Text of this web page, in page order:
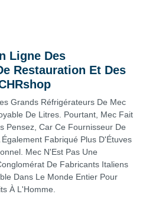
Ligne Des
Restauration Et Des
Grands Réfrigérateurs De Mec
De Litres. Pourtant, Mec Fait
Pensez, Car Ce Fournisseur De
Fabriqué Plus D'Étuves
Mec N'Est Pas Une
De Fabricants Italiens
Dans Le Monde Entier Pour
À L'Homme.